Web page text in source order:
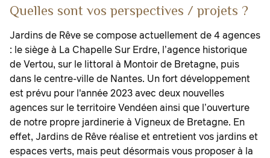
Quelles sont vos perspectives / projets ?
Jardins de Rêve se compose actuellement de 4 agences
: le siège à La Chapelle Sur Erdre, l’agence historique
de Vertou, sur le littoral à Montoir de Bretagne, puis
dans le centre-ville de Nantes. Un fort développement
est prévu pour l'année 2023 avec deux nouvelles
agences sur le territoire Vendéen ainsi que l’ouverture
de notre propre jardinerie à Vigneux de Bretagne. En
effet, Jardins de Rêve réalise et entretient vos jardins et
espaces verts, mais peut désormais vous proposer à la